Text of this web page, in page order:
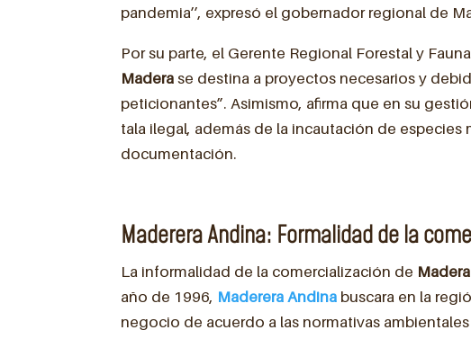
pandemia’’, expresó el gobernador regional de
Por su parte, el Gerente Regional Forestal y
Madera se destina a proyectos necesarios y
peticionantes”. Asimismo, afirma que en su
tala ilegal, además de la incautación de
documentación.
Maderera Andina: Formalidad de la
La informalidad de la comercialización de Madera
año de 1996, Maderera Andina buscara en la
negocio de acuerdo a las normativas